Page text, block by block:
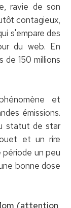
ravie de son
contagieux,
s'empare des
du web. En
de 150 millions
et
émissions.
statut de star
et un rire
un peu
bonne dose
(attention,